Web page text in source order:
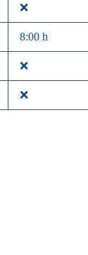
❌
8:00 h
❌
❌